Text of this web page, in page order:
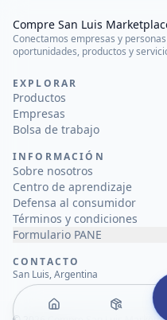
Compre San Luis
Conectamos empresas y
oportunidades, productos y
EXPLORAR
Productos
Empresas
Bolsa de trabajo
INFORMACIÓN
Sobre nosotros
Centro de aprendizaje
Defensa al consumidor
Términos y condiciones
Formulario PANE
CONTACTO
San Luis, Argentina